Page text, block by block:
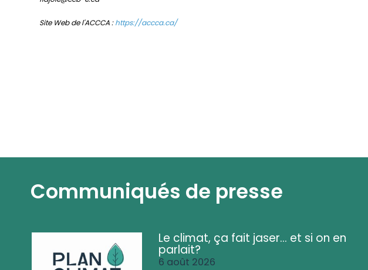
Site Web de l'ACCCA :https://accca.ca/
Communiqués de presse
Le climat, ça fait jaser... et si on en
parlait?
6 août 2026